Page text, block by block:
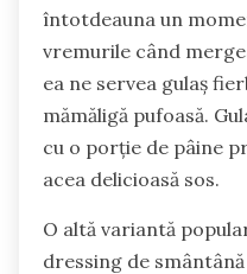
întotdeauna un
vremurile când
ea ne servea gulaș
mămăligă pufoasă.
cu o porție de pâine
acea delicioasă sos.
O altă variantă
dressing de